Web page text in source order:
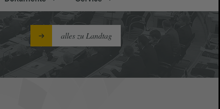
alles zu Landtag